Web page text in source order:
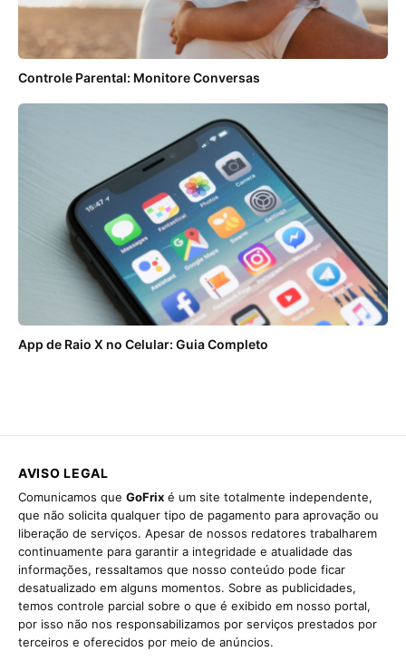
Controle Parental: Monitore Conversas
App de Raio X no Celular: Guia Completo
AVISO LEGAL
Comunicamos que GoFrix é um site totalmente independente,
que não solicita qualquer tipo de pagamento para aprovação ou
liberação de serviços. Apesar de nossos redatores trabalharem
continuamente para garantir a integridade e atualidade das
informações, ressaltamos que nosso conteúdo pode ficar
desatualizado em alguns momentos. Sobre as publicidades,
temos controle parcial sobre o que é exibido em nosso portal,
por isso não nos responsabilizamos por serviços prestados por
terceiros e oferecidos por meio de anúncios.